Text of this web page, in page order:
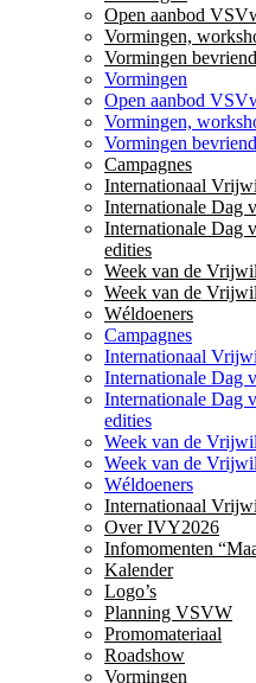
Open aanbod
Vormingen,
Vormingen
Vormingen
Open aanbod
Vormingen,
Vormingen
Campagnes
Internationaal
Internationale Dag
Internationale Dag
edities
Week van de
Week van de
Wéldoeners
Campagnes
Internationaal
Internationale Dag
Internationale Dag
edities
Week van de
Week van de
Wéldoeners
Internationaal
Over IVY2026
Infomomenten
Kalender
Logo’s
Planning VSVW
Promomateriaal
Roadshow
Vormingen